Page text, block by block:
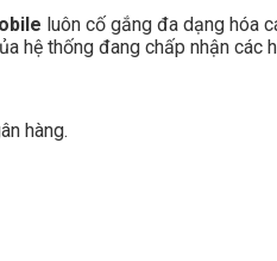
luôn cố gắng đa dạng hóa
hệ thống đang chấp nhận các
hàng.